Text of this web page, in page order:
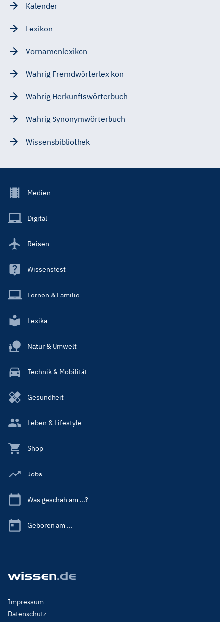
Kalender
Lexikon
Vornamenlexikon
Wahrig Fremdwörterlexikon
Wahrig Herkunftswörterbuch
Wahrig Synonymwörterbuch
Wissensbibliothek
Footer
Main
Medien
Digital
Reisen
Wissenstest
Lernen & Familie
Lexika
Natur & Umwelt
Technik & Mobilität
Gesundheit
Leben & Lifestyle
Shop
Jobs
Was geschah am ...?
Geboren am ...
Footer
Menu
Impressum
Datenschutz